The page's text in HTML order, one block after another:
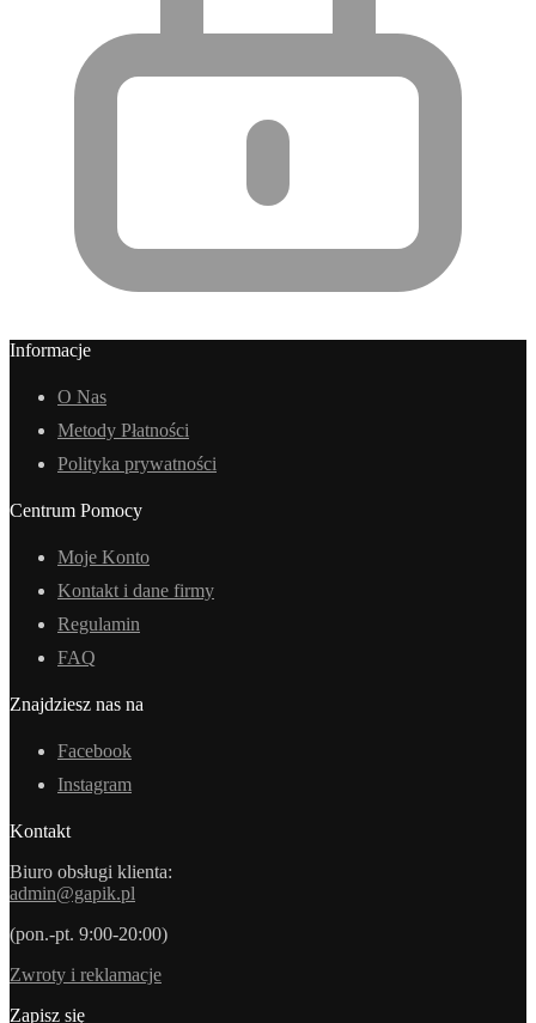
Informacje
O Nas
Metody Płatności
Polityka prywatności
Centrum Pomocy
Moje Konto
Kontakt i dane firmy
Regulamin
FAQ
Znajdziesz nas na
Facebook
Instagram
Kontakt
Biuro obsługi klienta:
admin@gapik.pl
(pon.-pt. 9:00-20:00)
Zwroty i reklamacje
Zapisz się